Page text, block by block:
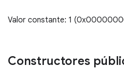
Valor constante: 1
Constructores